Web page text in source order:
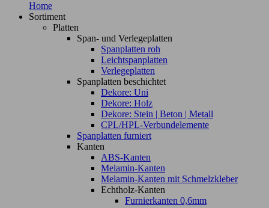
Home
Sortiment
Platten
Span- und Verlegeplatten
Spanplatten roh
Leichtspanplatten
Verlegeplatten
Spanplatten beschichtet
Dekore: Uni
Dekore: Holz
Dekore: Stein | Beton | Metall
CPL/HPL-Verbundelemente
Spanplatten furniert
Kanten
ABS-Kanten
Melamin-Kanten
Melamin-Kanten mit Schmelzkleber
Echtholz-Kanten
Furnierkanten 0,6mm